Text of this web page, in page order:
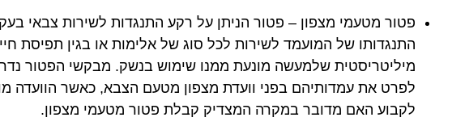
פטור מטעמי מצפון – פטור הניתן על רקע התנגדות לשירות צבאי
התנגדותו של המועמד לשירות לכל סוג של אלימות או בגין תפיסת
מיליטריסטית שלמעשה מונעת ממנו שימוש בנשק. מבקשי הפטור
לפרט את עמדותיהם בפני וועדת מצפון מטעם הצבא, כאשר הוועדה
לקבוע האם מדובר במקרה המצדיק קבלת פטור מטעמי מצפון.